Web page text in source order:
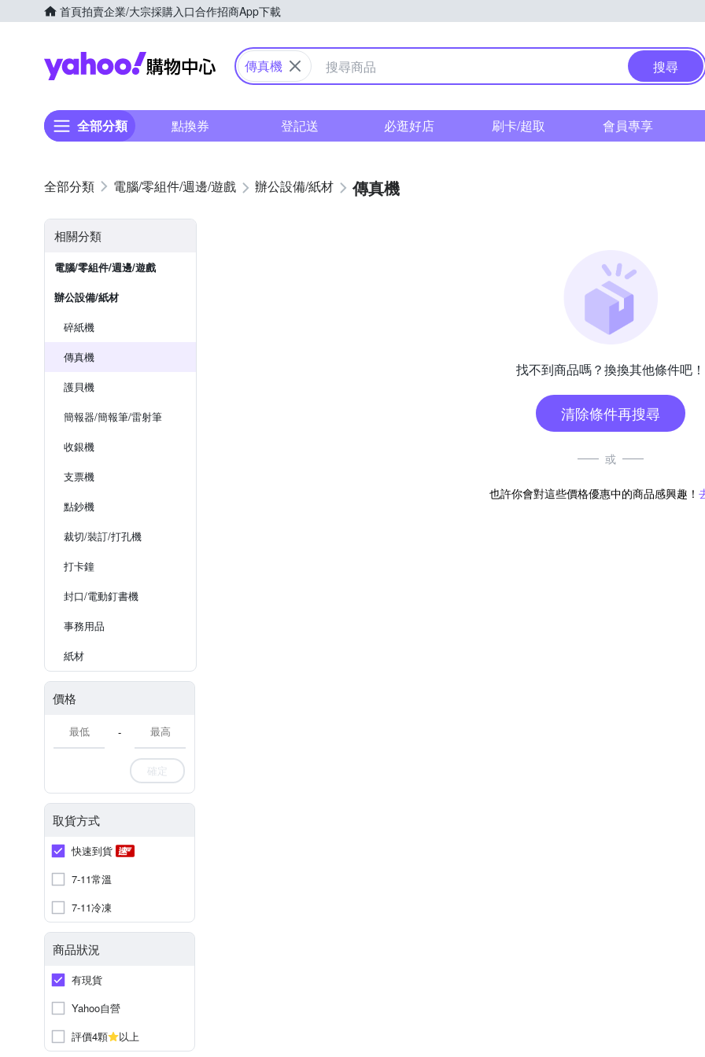
首頁拍賣企業/大宗採購入口合作招商App下載
Yahoo購物中心
傳真機 搜尋
全部分類 點換券 登記送 必逛好店 刷卡/超取 會員專享
電腦/零組件/週邊/遊戲 辦公設備/紙材 傳真機
相關分類
電腦/零組件/週邊/遊戲
辦公設備/紙材
碎紙機
傳真機
護貝機
簡報器/簡報筆/雷射筆
收銀機
支票機
點鈔機
裁切/裝訂/打孔機
打卡鐘
封口/電動釘書機
事務用品
紙材
價格
-
確定
取貨方式
快速到貨
7-11常溫
7-11冷凍
商品狀況
有現貨
Yahoo自營
評價4顆
以上
找不到商品嗎？換換其他條件吧！
清除條件再搜尋
或
也許你會對這些價格優惠中的商品感興趣！